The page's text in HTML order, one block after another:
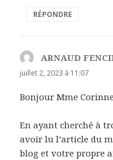
RÉPONDRE
ARNAUD
juillet 2, 2023 à 11:07
Bonjour Mme Corinne
En ayant cherché à
avoir lu l’article du
blog et votre propre